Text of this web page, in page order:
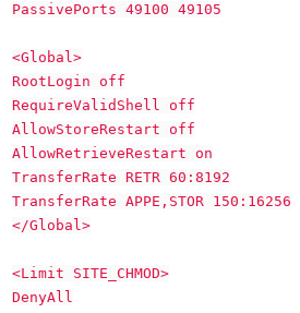
PassivePorts 49100 49105
<Global>
RootLogin off
RequireValidShell off
AllowStoreRestart off
AllowRetrieveRestart on
TransferRate RETR 60:8192
TransferRate APPE,STOR 150:16256
</Global>
<Limit SITE_CHMOD>
DenyAll